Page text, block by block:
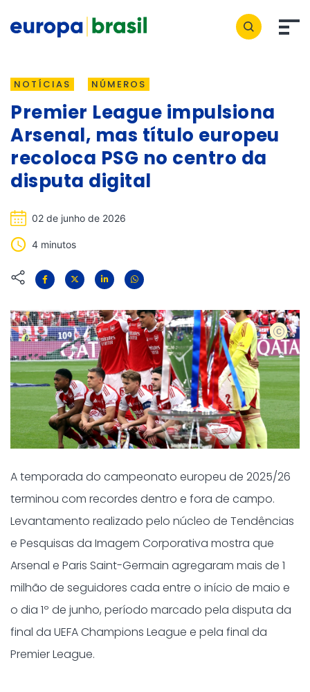
NOTÍCIAS NÚMEROS
Premier League impulsiona
Arsenal, mas título europeu
recoloca PSG no centro da
disputa digital
02 de junho de 2026
4 minutos
A temporada do campeonato europeu de 2025/26
terminou com recordes dentro e fora de campo.
Levantamento realizado pelo núcleo de Tendências
e Pesquisas da Imagem Corporativa mostra que
Arsenal e Paris Saint-Germain agregaram mais de 1
milhão de seguidores cada entre o início de maio e
o dia 1º de junho, período marcado pela disputa da
final da UEFA Champions League e pela final da
Premier League.